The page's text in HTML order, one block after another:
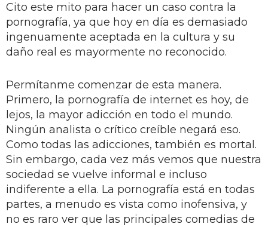
Cito este mito para hacer un caso contra la
pornografía, ya que hoy en día es demasiado
ingenuamente aceptada en la cultura y su
daño real es mayormente no reconocido.
Permítanme comenzar de esta manera.
Primero, la pornografía de internet es hoy, de
lejos, la mayor adicción en todo el mundo.
Ningún analista o crítico creíble negará eso.
Como todas las adicciones, también es mortal.
Sin embargo, cada vez más vemos que nuestra
sociedad se vuelve informal e incluso
indiferente a ella. La pornografía está en todas
partes, a menudo es vista como inofensiva, y
no es raro ver que las principales comedias de